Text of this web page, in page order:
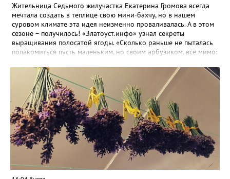
Жительница Седьмого жилучастка Екатерина Громова всегда
мечтала создать в теплице свою мини-бахчу, но в нашем
суровом климате эта идея неизменно проваливалась. А в этом
сезоне – получилось! «Златоуст.инфо» узнал секреты
выращивания полосатой ягоды. «Сколько раньше не пыталась
полакомиться пусть маленьким, но своим арбузиком, всё мимо:
«Златоуст.инфо» садовод. – В этом году посадила сорт так
называемых северных арбузов – «Юлия», а также «Коккоро»
(он жёлтый и, говорят, очень сладкий). Вот уже первый на пару
кило вызрел. Чтобы не оборвал плеть, подвешиваю своих
полосатиков в сетках из-под овощей или авоськах,
подкармливаю. Не терпится попробовать!». Опытные
бахчеводы из южных регионов в соцсетях посоветовали нашей
землячке: арбуз будет созревшим не раньше, чем с его кожуры
пропадет матовость (станет глянцевым). По срокам опыления
норма зрелости для «Коккоро» - не менее 42 дней от завязи
размером с грецкий орех. Екатерина выяснила у знающих
людей и причину своих неудач – её сеянцы не опылялись, и это